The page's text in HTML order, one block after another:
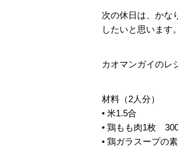
次の休日は、かな
したいと思います。
カオマンガイのレ
材料（2人分）
• 米1.5合
• 鶏もも肉1枚
• 鶏ガラスープの